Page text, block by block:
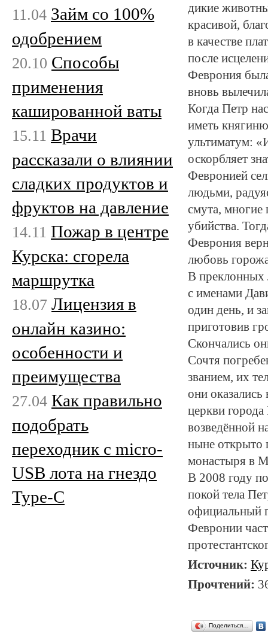
дикие
красивой,
в качестве
после
Феврония
вновь
Когда Петр
иметь
ультиматум:
оскорбляет
Февронией
людьми,
смута, многие
убийства.
Феврония
любовь
В преклонных
с именами
один день, и
приготовив
Скончались
Сочтя
званием, их
они
церкви
возведённой
ныне открыто
монастыря в
В 2008 году
покой тела
официальный
Февронии
Источник:
Прочтений:
Поделиться…
11.04 Займ со 100%
одобрением
20.10 Способы
применения
кашированной ваты
15.11 Врачи
рассказали о влиянии
сладких продуктов и
фруктов на давление
14.11 Пожар в центре
Курска: сгорела
маршрутка
18.07 Лицензия в
онлайн казино:
особенности и
преимущества
27.04 Как правильно
подобрать
переходник с micro-
USB лота на гнездо
Type-C